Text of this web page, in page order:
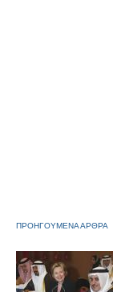
ΠΡΟΗΓΟΥΜΕΝΑ ΑΡΘΡΑ